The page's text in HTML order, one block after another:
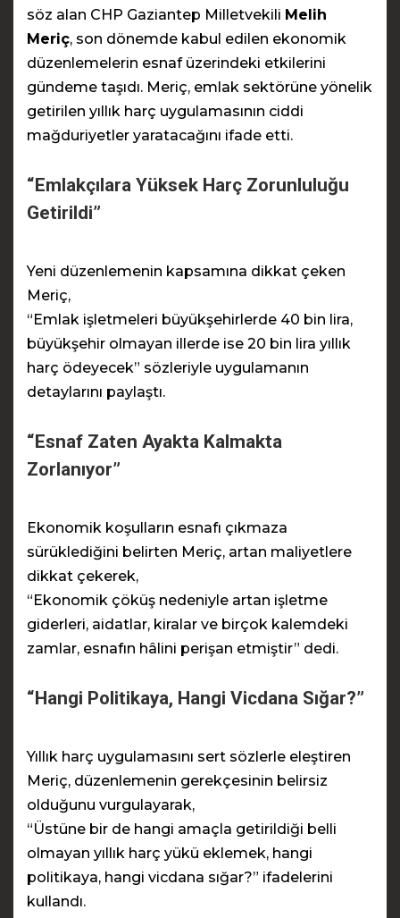
söz alan CHP Gaziantep Milletvekili Melih
Meriç, son dönemde kabul edilen ekonomik
düzenlemelerin esnaf üzerindeki etkilerini
gündeme taşıdı. Meriç, emlak sektörüne yönelik
getirilen yıllık harç uygulamasının ciddi
mağduriyetler yaratacağını ifade etti.
“Emlakçılara Yüksek Harç Zorunluluğu
Getirildi”
Yeni düzenlemenin kapsamına dikkat çeken
Meriç,
“Emlak işletmeleri büyükşehirlerde 40 bin lira,
büyükşehir olmayan illerde ise 20 bin lira yıllık
harç ödeyecek” sözleriyle uygulamanın
detaylarını paylaştı.
“Esnaf Zaten Ayakta Kalmakta
Zorlanıyor”
Ekonomik koşulların esnafı çıkmaza
sürüklediğini belirten Meriç, artan maliyetlere
dikkat çekerek,
“Ekonomik çöküş nedeniyle artan işletme
giderleri, aidatlar, kiralar ve birçok kalemdeki
zamlar, esnafın hâlini perişan etmiştir” dedi.
“Hangi Politikaya, Hangi Vicdana Sığar?”
Yıllık harç uygulamasını sert sözlerle eleştiren
Meriç, düzenlemenin gerekçesinin belirsiz
olduğunu vurgulayarak,
“Üstüne bir de hangi amaçla getirildiği belli
olmayan yıllık harç yükü eklemek, hangi
politikaya, hangi vicdana sığar?” ifadelerini
kullandı.